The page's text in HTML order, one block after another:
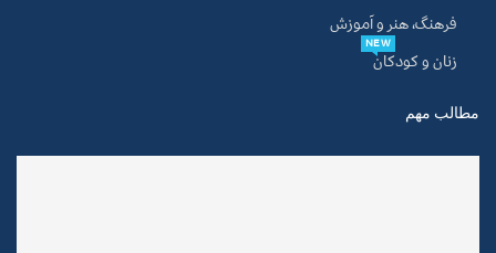
فرهنگ، هنر و آموزش
زنان و کودکان
NEW
مطالب مهم